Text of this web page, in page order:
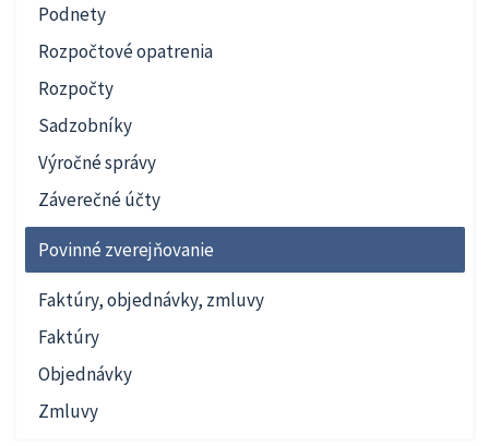
Podnety
Rozpočtové opatrenia
Rozpočty
Sadzobníky
Výročné správy
Záverečné účty
Povinné zverejňovanie
Faktúry, objednávky, zmluvy
Faktúry
Objednávky
Zmluvy